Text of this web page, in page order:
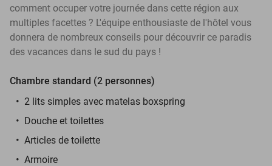
comment occuper votre journée dans cette région aux
multiples facettes ? L'équipe enthousiaste de l'hôtel vous
donnera de nombreux conseils pour découvrir ce paradis
des vacances dans le sud du pays !
Chambre standard (2 personnes)
2 lits simples avec matelas boxspring
Douche et toilettes
Articles de toilette
Armoire